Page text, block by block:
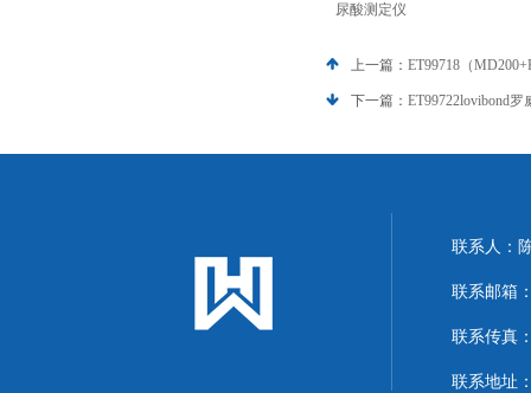
尿酸测定仪
上一篇： ET99718（
下一篇： ET99722lovibond
联系人：
联系邮箱
联系传真
联系地址